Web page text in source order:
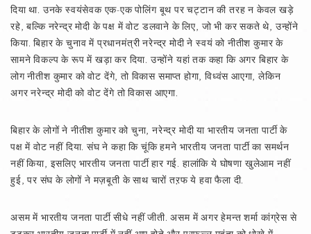
दिया था. उनके स्वयंसेवक एक-एक पोलिंग बूथ पर चट्टान की तरह न केवल खड़े
रहे, बल्कि नरेन्द्र मोदी के पक्ष में वोट डलवाने के लिए, जो भी कर सकते थे, उन्होंने
किया. बिहार के चुनाव में प्रधानमंत्री नरेन्द्र मोदी ने स्वयं को नीतीश कुमार के
सामने विकल्प के रूप में खड़ा कर दिया. उन्होंने यहां तक कहा कि अगर बिहार के
लोग नीतीश कुमार को वोट देंगे, तो विकास समाप्त होगा, विध्वंस आएगा, लेकिन
अगर नरेन्द्र मोदी को वोट देंगे तो विकास आएगा.
बिहार के लोगों ने नीतीश कुमार को चुना, नरेन्द्र मोदी या भारतीय जनता पार्टी के
पक्ष में वोट नहीं दिया. संघ ने कहा कि चूंकि हमने भारतीय जनता पार्टी का समर्थन
नहीं किया, इसलिए भारतीय जनता पार्टी हार गई. हालांकि ये घोषणा खुलेआम नहीं
हुई, पर संघ के लोगों ने मज़बूती के साथ चारों तऱफ ये हवा फैला दी.
असम में भारतीय जनता पार्टी सीधे नहीं जीती. असम में अगर हेमन्त शर्मा कांग्रेस से